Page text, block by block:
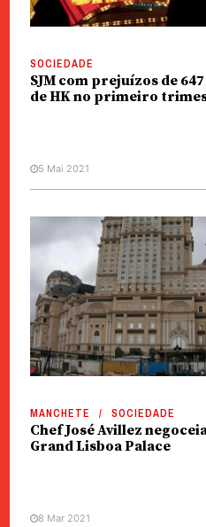
SOCIEDADE
SJM com prejuízos de
de HK no primeiro
5 Mai 2021
MANCHETE SOCIEDADE
Chef José Avillez
Grand Lisboa Palace
8 Mar 2021